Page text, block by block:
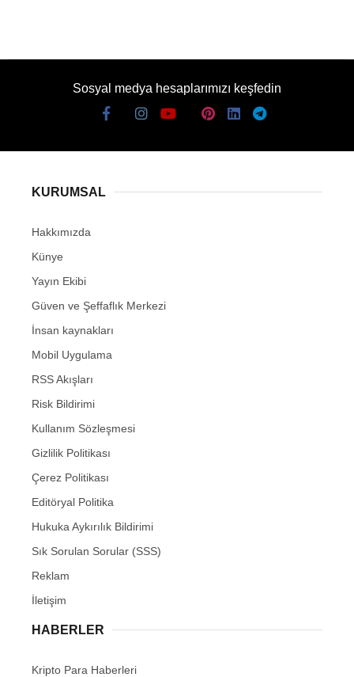
Sosyal medya hesaplarımızı keşfedin
KURUMSAL
Hakkımızda
Künye
Yayın Ekibi
Güven ve Şeffaflık Merkezi
İnsan kaynakları
Mobil Uygulama
RSS Akışları
Risk Bildirimi
Kullanım Sözleşmesi
Gizlilik Politikası
Çerez Politikası
Editöryal Politika
Hukuka Aykırılık Bildirimi
Sık Sorulan Sorular (SSS)
Reklam
İletişim
HABERLER
Kripto Para Haberleri